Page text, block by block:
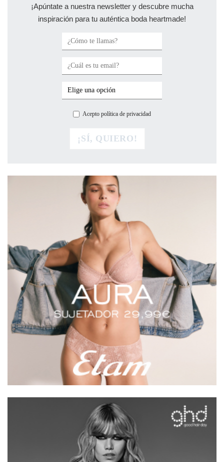
¡Apúntate a nuestra newsletter y descubre mucha
inspiración para tu auténtica boda heartmade!
Acepto política de privacidad